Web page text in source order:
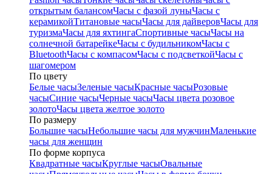
открытым балансомЧасы с фазой луныЧасы с
керамикойТитановые часыЧасы для дайверовЧасы для
туризмаЧасы для яхтингаСпортивные часыЧасы на
солнечной батарейкеЧасы с будильникомЧасы с
BluetoothЧасы с компасомЧасы с подсветкойЧасы с
шагомером
По цвету
Белые часыЗеленые часыКрасные часыРозовые
часыСиние часыЧерные часыЧасы цвета розовое
золотоЧасы цвета желтое золото
По размеру
Большие часыНебольшие часы для мужчинМаленькие
часы для женщин
По форме корпуса
Квадратные часыКруглые часыОвальные